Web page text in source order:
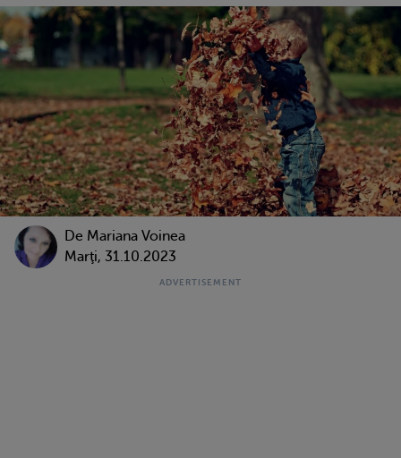
De Mariana Voinea
Marţi, 31.10.2023